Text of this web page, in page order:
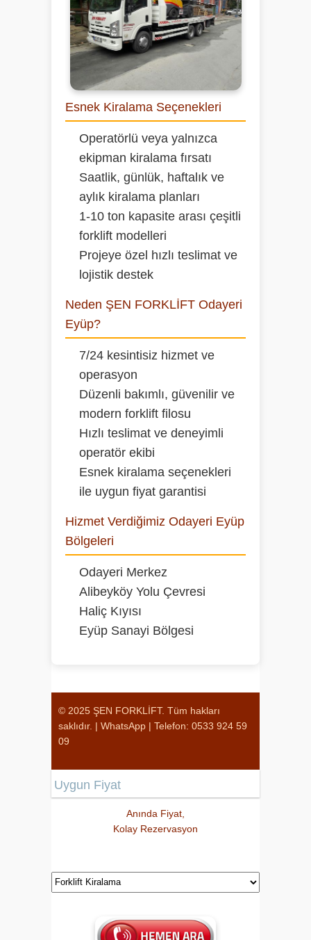
Esnek Kiralama Seçenekleri
Operatörlü veya yalnızca
ekipman kiralama fırsatı
Saatlik, günlük, haftalık ve
aylık kiralama planları
1-10 ton kapasite arası çeşitli
forklift modelleri
Projeye özel hızlı teslimat ve
lojistik destek
Neden ŞEN FORKLİFT Odayeri
Eyüp?
7/24 kesintisiz hizmet ve
operasyon
Düzenli bakımlı, güvenilir ve
modern forklift filosu
Hızlı teslimat ve deneyimli
operatör ekibi
Esnek kiralama seçenekleri
ile uygun fiyat garantisi
Hizmet Verdiğimiz Odayeri Eyüp
Bölgeleri
Odayeri Merkez
Alibeyköy Yolu Çevresi
Haliç Kıyısı
Eyüp Sanayi Bölgesi
© 2025 ŞEN FORKLİFT. Tüm hakları
saklıdır. | WhatsApp | Telefon: 0533 924 59
09
Uygun Fiyat
Anında Fiyat,
Kolay Rezervasyon